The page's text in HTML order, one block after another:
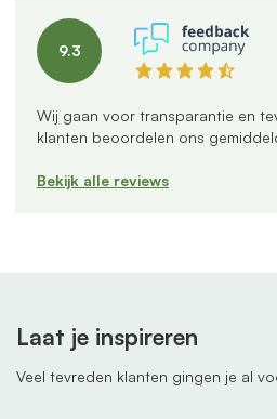
9.3
Wij gaan voor transparantie en
klanten beoordelen ons
Bekijk alle reviews
Laat je inspireren
Veel tevreden klanten gingen je al